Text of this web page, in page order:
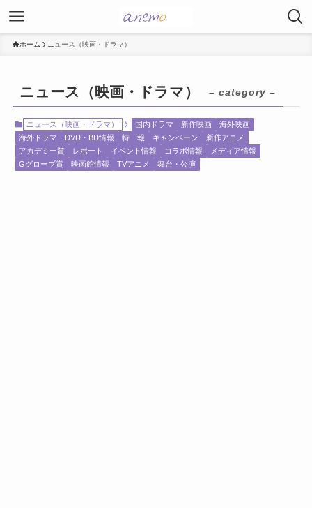
ホーム ニュース（映画・ドラマ）
ニュース（映画・ドラマ） – category –
ニュース（映画・ドラマ） 国内ドラマ 新作映画
海外映画
海外ドラマ
DVD・BD情報 特 報 キャンペーン
新作アニメ
アカデミー賞
レポート イベント情報 コラボ情報
メディア情報
Gグローブ賞
映画館情報 TVアニメ 舞台・公演